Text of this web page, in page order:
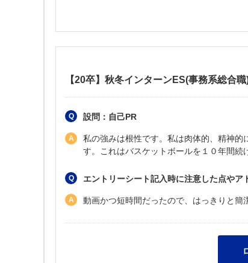
【20卒】秋冬インターンES(事務系総合職
設問：自己PR
私の強みは根性です。私は肉体的、精神
す。これはバスケットボールを１０年間続
エントリーシート記入時に注意した点やア
動画かつ短時間だったので、はっきりと簡